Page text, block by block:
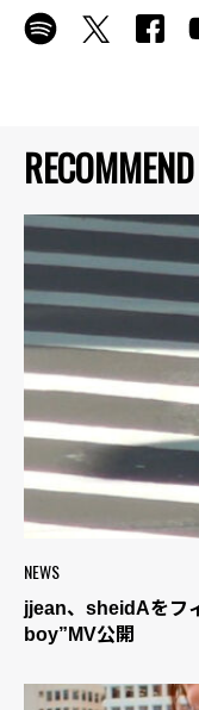
RECOMMEND
NEWS
jjean、sheidAをフ
boy”MV公開